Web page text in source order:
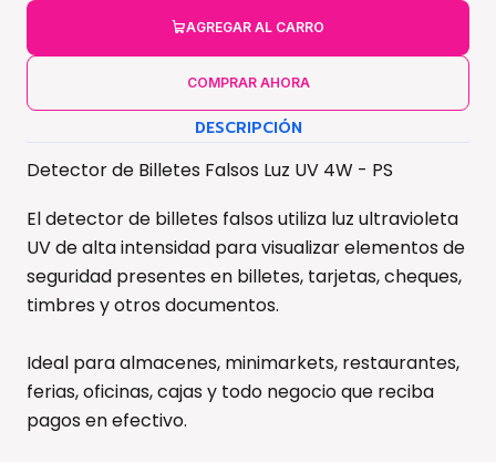
AGREGAR AL CARRO
COMPRAR AHORA
DESCRIPCIÓN
Detector de Billetes Falsos Luz UV 4W - PS
El detector de billetes falsos utiliza luz ultravioleta
UV de alta intensidad para visualizar elementos de
seguridad presentes en billetes, tarjetas, cheques,
timbres y otros documentos.
Ideal para almacenes, minimarkets, restaurantes,
ferias, oficinas, cajas y todo negocio que reciba
pagos en efectivo.